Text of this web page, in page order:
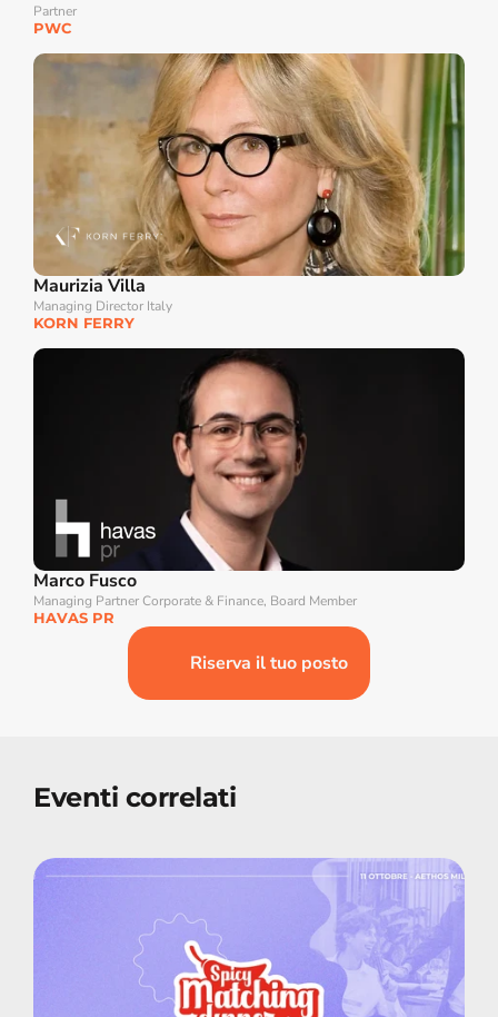
Partner
PWC
Maurizia Villa
Managing Director Italy
KORN FERRY
Marco Fusco
Managing Partner Corporate & Finance, Board Member
HAVAS PR
Riserva il tuo posto
Eventi correlati